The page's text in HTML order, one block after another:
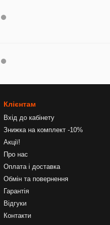
Клієнтам
Вхід до кабінету
Знижка на комплект -10%
Акції!
Про нас
Оплата і доставка
Обмін та повернення
Гарантія
Відгуки
Контакти